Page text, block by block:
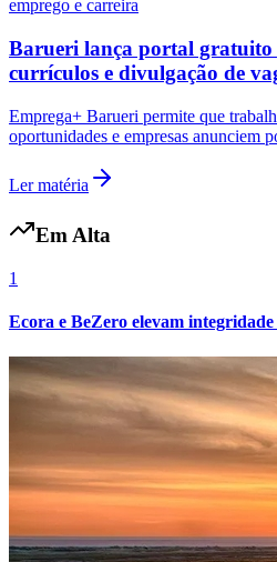
Cruzeiro
emprego e carreira
Barueri lança portal gratuito
currículos e divulgação de
Emprega+ Barueri permite que
oportunidades e empresas anunciem
Ler matéria
Em Alta
1
Ecora e BeZero elevam